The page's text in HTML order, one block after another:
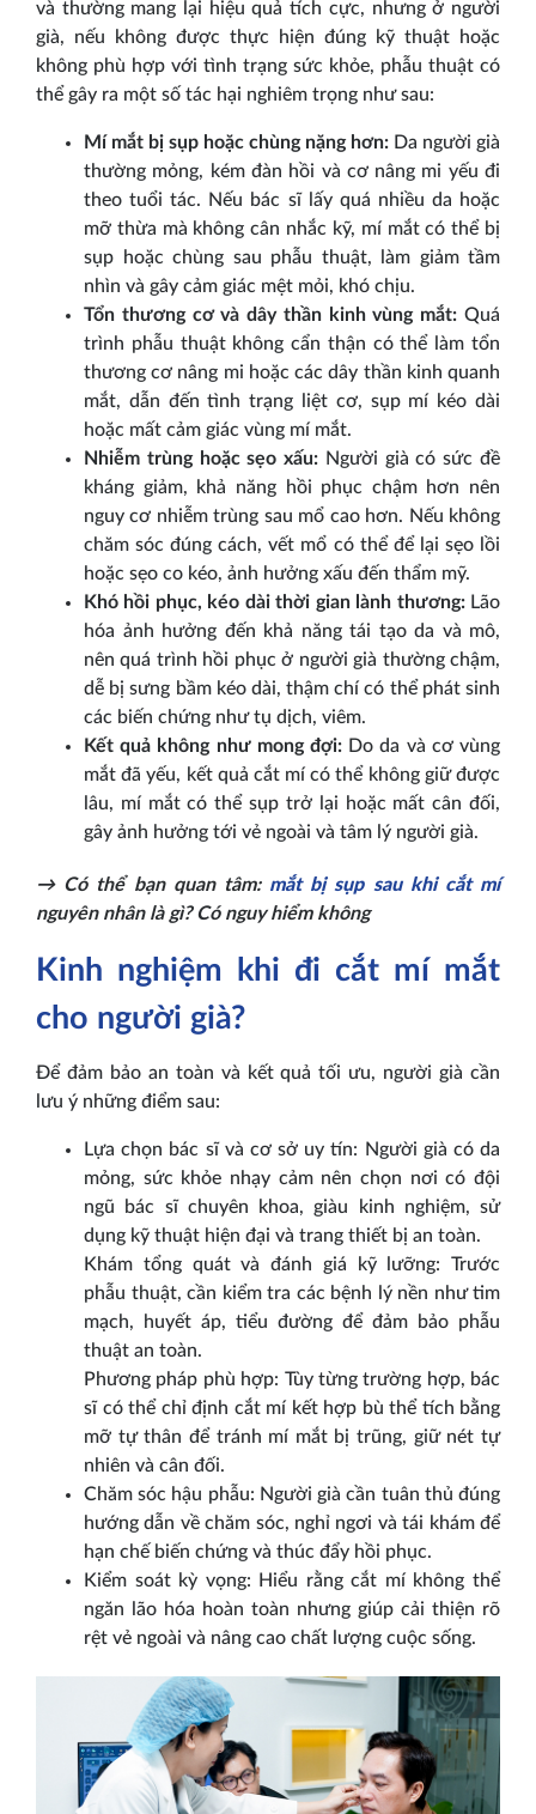
và thường mang lại hiệu quả tích cực, nhưng ở người
già, nếu không được thực hiện đúng kỹ thuật hoặc
không phù hợp với tình trạng sức khỏe, phẫu thuật có
thể gây ra một số tác hại nghiêm trọng như sau:
Mí mắt bị sụp hoặc chùng nặng hơn: Da người già
thường mỏng, kém đàn hồi và cơ nâng mi yếu đi
theo tuổi tác. Nếu bác sĩ lấy quá nhiều da hoặc
mỡ thừa mà không cân nhắc kỹ, mí mắt có thể bị
sụp hoặc chùng sau phẫu thuật, làm giảm tầm
nhìn và gây cảm giác mệt mỏi, khó chịu.
Tổn thương cơ và dây thần kinh vùng mắt: Quá
trình phẫu thuật không cẩn thận có thể làm tổn
thương cơ nâng mi hoặc các dây thần kinh quanh
mắt, dẫn đến tình trạng liệt cơ, sụp mí kéo dài
hoặc mất cảm giác vùng mí mắt.
Nhiễm trùng hoặc sẹo xấu: Người già có sức đề
kháng giảm, khả năng hồi phục chậm hơn nên
nguy cơ nhiễm trùng sau mổ cao hơn. Nếu không
chăm sóc đúng cách, vết mổ có thể để lại sẹo lồi
hoặc sẹo co kéo, ảnh hưởng xấu đến thẩm mỹ.
Khó hồi phục, kéo dài thời gian lành thương:Lão
hóa ảnh hưởng đến khả năng tái tạo da và mô,
nên quá trình hồi phục ở người già thường chậm,
dễ bị sưng bầm kéo dài, thậm chí có thể phát sinh
các biến chứng như tụ dịch, viêm.
Kết quả không như mong đợi: Do da và cơ vùng
mắt đã yếu, kết quả cắt mí có thể không giữ được
lâu, mí mắt có thể sụp trở lại hoặc mất cân đối,
gây ảnh hưởng tới vẻ ngoài và tâm lý người già.
→ Có thể bạn quan tâm: mắt bị sụp sau khi cắt mí
nguyên nhân là gì? Có nguy hiểm không
Kinh nghiệm khi đi cắt mí mắt
cho người già?
Để đảm bảo an toàn và kết quả tối ưu, người già cần
lưu ý những điểm sau:
Lựa chọn bác sĩ và cơ sở uy tín: Người già có da
mỏng, sức khỏe nhạy cảm nên chọn nơi có đội
ngũ bác sĩ chuyên khoa, giàu kinh nghiệm, sử
dụng kỹ thuật hiện đại và trang thiết bị an toàn.
Khám tổng quát và đánh giá kỹ lưỡng: Trước
phẫu thuật, cần kiểm tra các bệnh lý nền như tim
mạch, huyết áp, tiểu đường để đảm bảo phẫu
thuật an toàn.
Phương pháp phù hợp: Tùy từng trường hợp, bác
sĩ có thể chỉ định cắt mí kết hợp bù thể tích bằng
mỡ tự thân để tránh mí mắt bị trũng, giữ nét tự
nhiên và cân đối.
Chăm sóc hậu phẫu: Người già cần tuân thủ đúng
hướng dẫn về chăm sóc, nghỉ ngơi và tái khám để
hạn chế biến chứng và thúc đẩy hồi phục.
Kiểm soát kỳ vọng: Hiểu rằng cắt mí không thể
ngăn lão hóa hoàn toàn nhưng giúp cải thiện rõ
rệt vẻ ngoài và nâng cao chất lượng cuộc sống.